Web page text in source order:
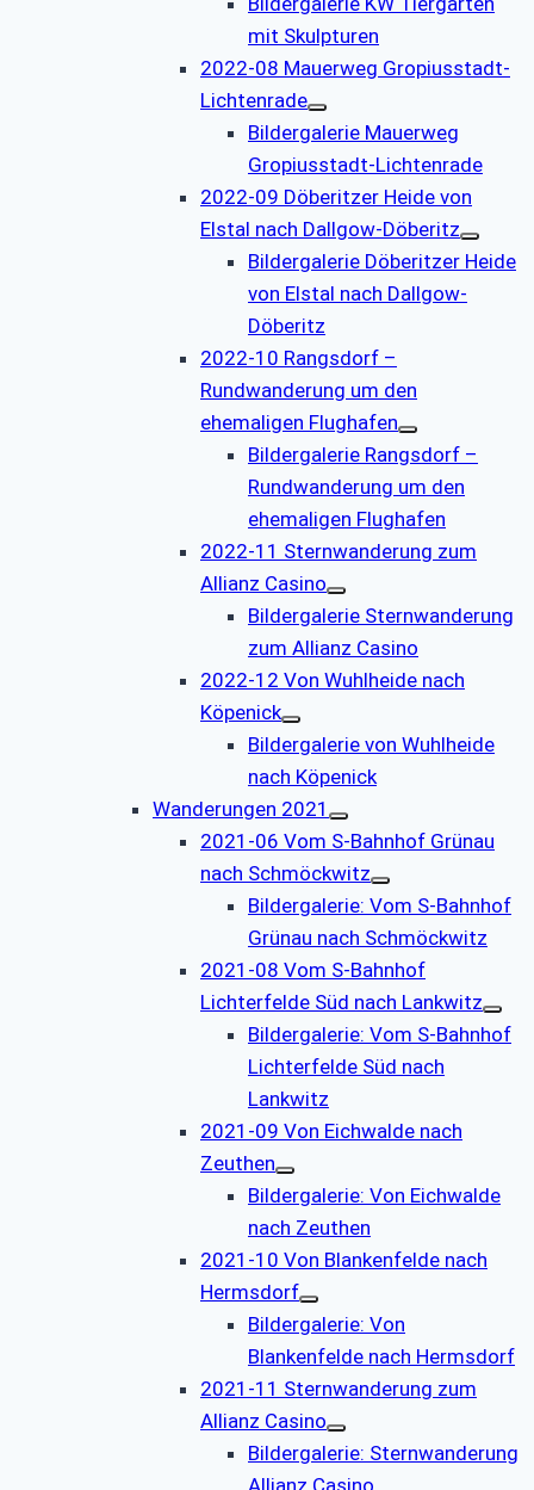
mit Skulpturen
2022-08 Mauerweg Gropiusstadt-
Lichtenrade
Bildergalerie Mauerweg
Gropiusstadt-Lichtenrade
2022-09 Döberitzer Heide von
Elstal nach Dallgow-Döberitz
Bildergalerie Döberitzer Heide
von Elstal nach Dallgow-
Döberitz
2022-10 Rangsdorf –
Rundwanderung um den
ehemaligen Flughafen
Bildergalerie Rangsdorf –
Rundwanderung um den
ehemaligen Flughafen
2022-11 Sternwanderung zum
Allianz Casino
Bildergalerie Sternwanderung
zum Allianz Casino
2022-12 Von Wuhlheide nach
Köpenick
Bildergalerie von Wuhlheide
nach Köpenick
Wanderungen 2021
2021-06 Vom S-Bahnhof Grünau
nach Schmöckwitz
Bildergalerie: Vom S-Bahnhof
Grünau nach Schmöckwitz
2021-08 Vom S-Bahnhof
Lichterfelde Süd nach Lankwitz
Bildergalerie: Vom S-Bahnhof
Lichterfelde Süd nach
Lankwitz
2021-09 Von Eichwalde nach
Zeuthen
Bildergalerie: Von Eichwalde
nach Zeuthen
2021-10 Von Blankenfelde nach
Hermsdorf
Bildergalerie: Von
Blankenfelde nach Hermsdorf
2021-11 Sternwanderung zum
Allianz Casino
Bildergalerie: Sternwanderung
Allianz Casino